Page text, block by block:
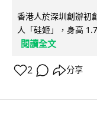
香港人於深圳創辦初
人「硅姬」，身高
閱讀全文
2 分享